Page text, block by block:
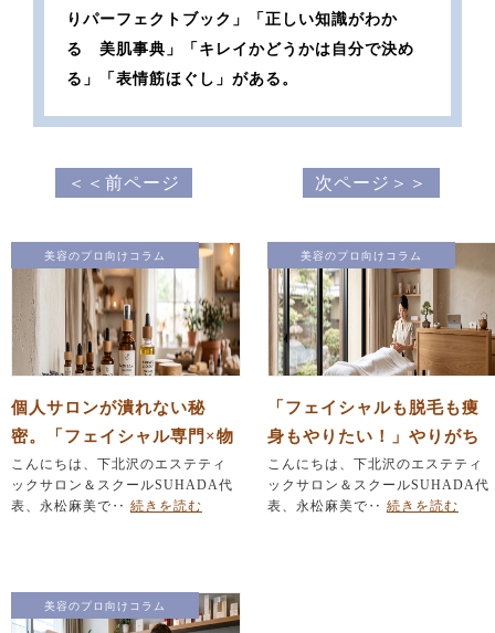
りパーフェクトブック」「正しい知識がわか
る 美肌事典」「キレイかどうかは自分で決め
る」「表情筋ほぐし」がある。
＜＜前ページ 次ページ＞＞
美容のプロ向けコラム
個人サロンが潰れない秘
密。「フェイシャル専門×物
販」で作る安定経営の仕組
み
こんにちは、下北沢のエステティ
ックサロン＆スクールSUHADA代
表、永松麻美で‥ 続きを読む
美容のプロ向けコラム
「フェイシャルも脱毛も痩
身もやりたい！」やりがち
なメニュー詰め込みを防ぐ
『引き算』の法則
こんにちは、下北沢のエステティ
ックサロン＆スクールSUHADA代
表、永松麻美で‥ 続きを読む
美容のプロ向けコラム